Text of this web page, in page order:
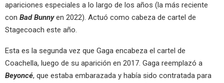
apariciones especiales a lo largo de los años (la más reciente
con Bad Bunnyen 2022). Actuó como cabeza de cartel de
Stagecoach este año.
Esta es la segunda vez que Gaga encabeza el cartel de
Coachella, luego de su aparición en 2017. Gaga reemplazó a
Beyoncé, que estaba embarazada y había sido contratada para